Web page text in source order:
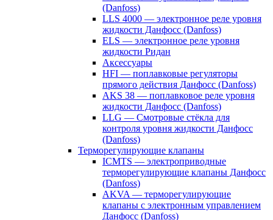
(Danfoss)
LLS 4000 — электронное реле уровня
жидкости Данфосс (Danfoss)
ELS — электронное реле уровня
жидкости Ридан
Аксессуары
HFI — поплавковые регуляторы
прямого действия Данфосс (Danfoss)
AKS 38 — поплавковое реле уровня
жидкости Данфосс (Danfoss)
LLG — Смотровые стёкла для
контроля уровня жидкости Данфосс
(Danfoss)
Терморегулирующие клапаны
ICMTS — электроприводные
терморегулирующие клапаны Данфосс
(Danfoss)
AKVA — терморегулирующие
клапаны с электронным управлением
Данфосс (Danfoss)